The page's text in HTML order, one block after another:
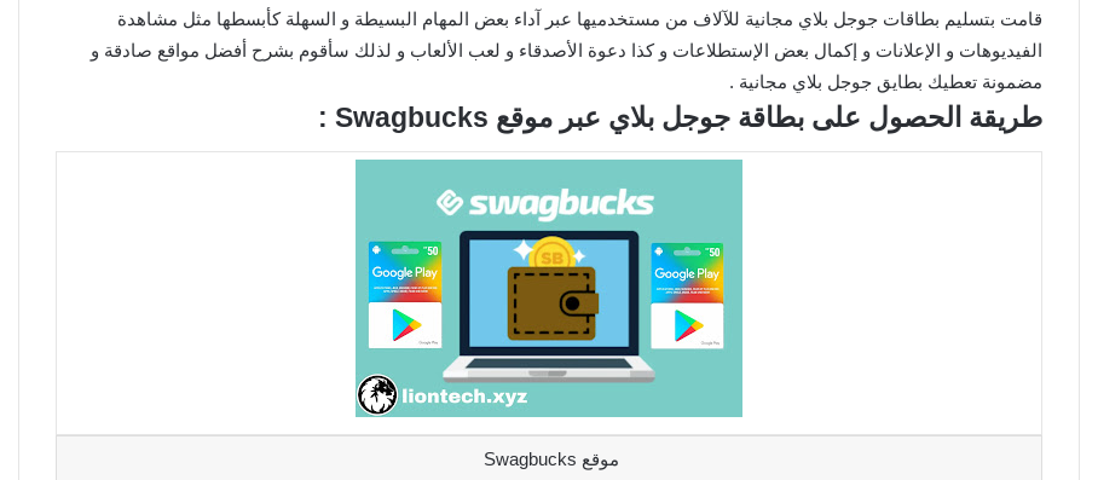
قامت بتسليم بطاقات جوجل بلاي مجانية للآلاف من مستخدميها عبر آداء بعض المهام البسيطة و السهلة كأبسطها مثل مشاهدة
الفيديوهات و الإعلانات و إكمال بعض الإستطلاعات و كذا دعوة الأصدقاء و لعب الألعاب و لذلك سأقوم بشرح أفضل مواقع صادقة و
مضمونة تعطيك بطايق جوجل بلاي مجانية .
طريقة الحصول على بطاقة جوجل بلاي عبر موقع Swagbucks :
موقع Swagbucks